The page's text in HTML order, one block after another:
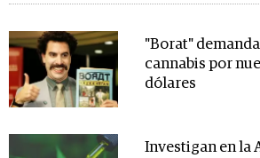
"Borat"
cannabis por
dólares
Investigan en la